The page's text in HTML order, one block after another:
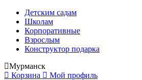
Детским садам
Школам
Корпоративные
Взрослым
Конструктор подарка
Мурманск
Корзина
Мой профиль